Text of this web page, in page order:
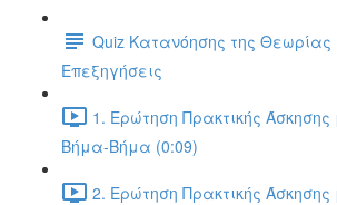
Quiz Κατανόησης της Θεωρίας
Επεξηγήσεις
1. Ερώτηση Πρακτικής
Βήμα-Βήμα (0:09)
2. Ερώτηση Πρακτικής